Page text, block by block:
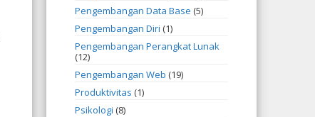
Pengembangan Data Base (5)
Pengembangan Diri (1)
Pengembangan Perangkat Lunak
(12)
Pengembangan Web (19)
Produktivitas (1)
Psikologi (8)